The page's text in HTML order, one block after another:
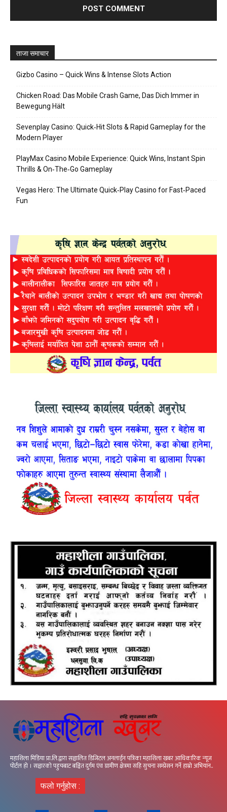
ताजा समाचार
Gizbo Casino – Quick Wins & Intense Slots Action
Chicken Road: Das Mobile Crash Game, Das Dich Immer in
Bewegung Hält
Sevenplay Casino: Quick‑Hit Slots & Rapid Gameplay for the
Modern Player
PlayMax Casino Mobile Experience: Quick Wins, Instant Spin
Thrills & On‑The‑Go Gameplay
Vegas Hero: The Ultimate Quick‑Play Casino for Fast‑Paced
Fun
महाशिला मिडिया प्रा.लि.द्वारा सञ्चालित डिजिटल अनलाईन पत्रिका महाशिला खबर आधिकारिक न्यूज
पोर्टल हो । सञ्चारको पहुचबाट बञ्चित दुर्गम एंव ग्रामीण क्षेत्रमा सहि सुचना सम्प्रेसन गर्ने हाम्रो अभियान..
फलो गर्नुहोस :